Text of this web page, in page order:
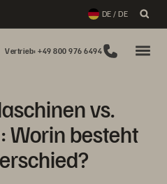
DE / DE
Vertrieb: +49 800 976 6494
vs.
Worin besteht